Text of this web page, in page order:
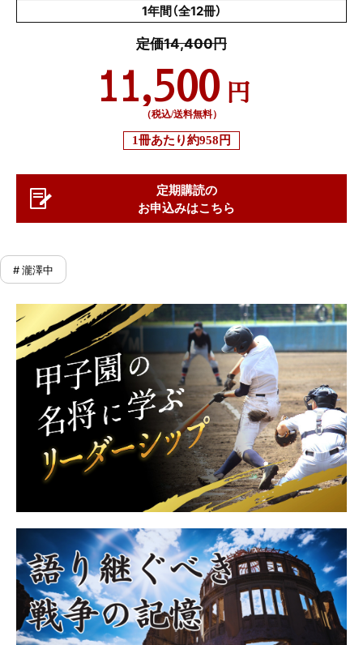
1年間（全12冊）
定価14,400円
11,500 円
（税込/送料無料）
1冊あたり約958円
定期購読の
お申込みはこちら
# 瀧澤中